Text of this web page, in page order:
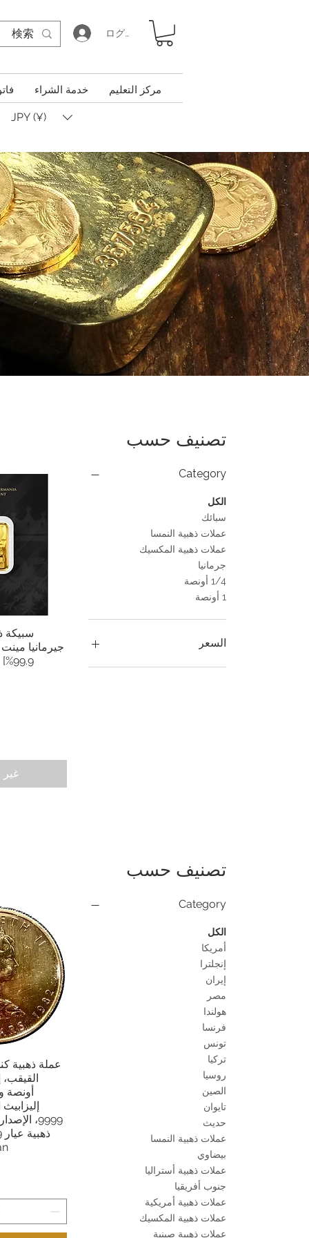
ログイン
خدمة الشراء مركز التعليم
JPY (¥)
تصنيف حسب
Category
الكل
سبائك
عملات ذهبية النمسا
عملات ذهبية المكسيك
جرمانيا
1/4 أونصة
1 أونصة
السعر
سبيكة
99.9%] [الوزن: 1/أونصة]
غير
تصنيف حسب
Category
الكل
أمريكا
إنجلترا
إيران
مصر
هولندا
فرنسا
تونس
تركيا
روسيا
الصين
تايوان
حديث
عملات ذهبية النمسا
بيضاوي
عملات ذهبية أستراليا
جنوب أفريقيا
عملات ذهبية أمريكية
عملات ذهبية المكسيك
عملات ذهبية صينية
عملة ذهبية
9999،